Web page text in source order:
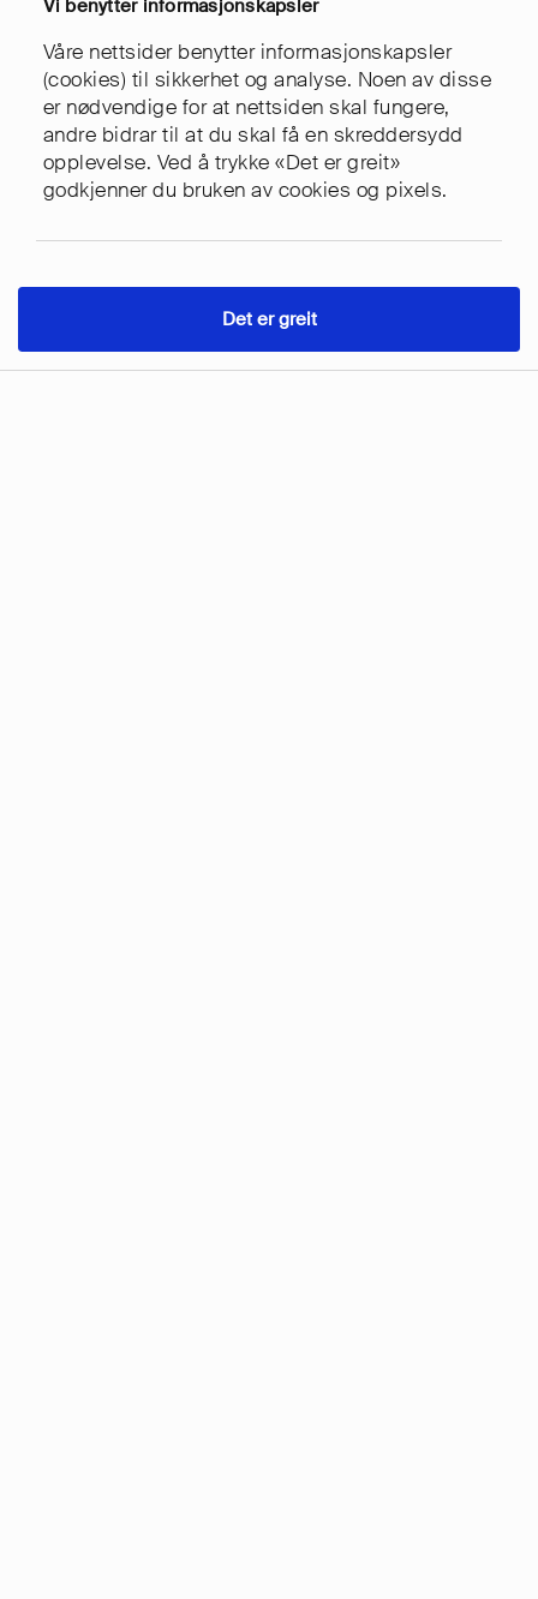
Vi benytter informasjonskapsler
Våre nettsider benytter informasjonskapsler
(cookies) til sikkerhet og analyse. Noen av disse
er nødvendige for at nettsiden skal fungere,
andre bidrar til at du skal få en skreddersydd
opplevelse. Ved å trykke «Det er greit»
godkjenner du bruken av cookies og pixels.
Det er greit
Kontakt Tjenester Meny
Send e-post
Ring oss
Referanser
Om Easyweb
Personvern
Cookies